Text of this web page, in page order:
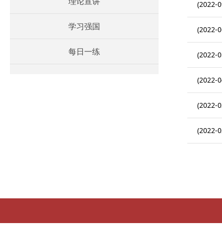
学习强国
每日一练
(2022-
(2022-
(2022-
(2022-
(2022-
(2022-